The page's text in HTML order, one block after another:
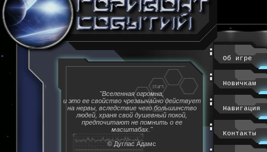
"Вселенная огромна,
и это ее свойство чрезвычайно действует
на нервы, вследствие чего большинство
людей, храня свой душевный покой,
предпочитают не помнить о ее
масштабах."
© Дуглас Адамс
Об игре
Новичкам
Навигация
Контакты